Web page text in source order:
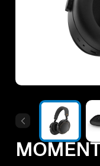
Todas as ofertas
Explorar
Sobre nós